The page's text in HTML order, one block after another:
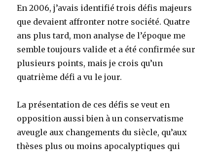
En 2006, j’avais identifié trois défis majeurs
que devaient affronter notre société. Quatre
ans plus tard, mon analyse de l’époque me
semble toujours valide et a été confirmée sur
plusieurs points, mais je crois qu’un
quatrième défi a vu le jour.
La présentation de ces défis se veut en
opposition aussi bien à un conservatisme
aveugle aux changements du siècle, qu’aux
thèses plus ou moins apocalyptiques qui